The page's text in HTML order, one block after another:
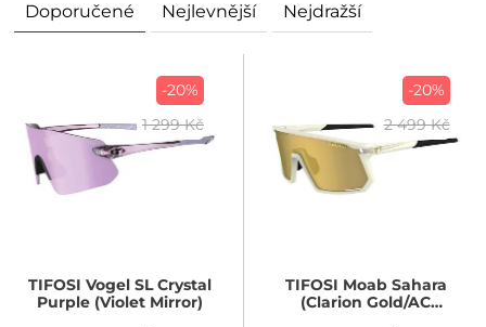
Doporučené Nejlevnější Nejdražší
-20%
1 299 Kč
TIFOSI Vogel SL Crystal
Purple (Violet Mirror)
-20%
2 499 Kč
TIFOSI Moab Sahara
(Clarion Gold/AC